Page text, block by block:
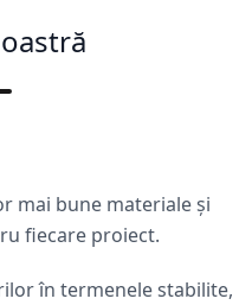
mai bune materiale și
fiecare proiect.
în termenele stabilite,